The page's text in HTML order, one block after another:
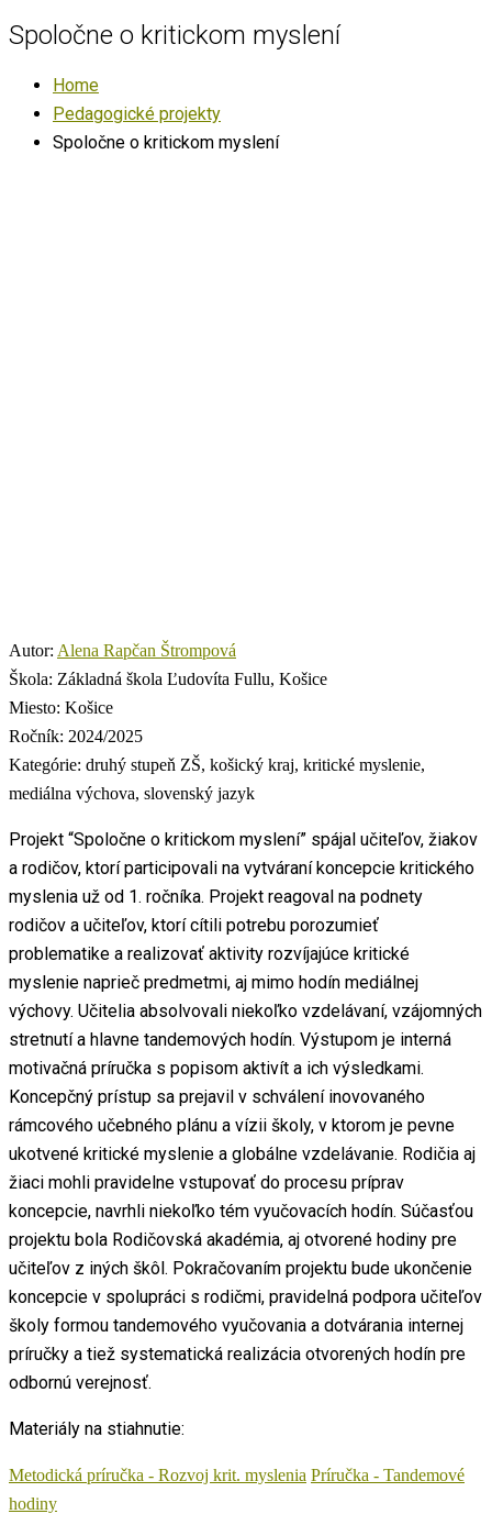
Spoločne o kritickom myslení
Home
Pedagogické projekty
Spoločne o kritickom myslení
Autor: Alena Rapčan Štrompová
Škola: Základná škola Ľudovíta Fullu, Košice
Miesto: Košice
Ročník: 2024/2025
Kategórie: druhý stupeň ZŠ, košický kraj, kritické myslenie,
mediálna výchova, slovenský jazyk
Projekt “Spoločne o kritickom myslení” spájal učiteľov, žiakov
a rodičov, ktorí participovali na vytváraní koncepcie kritického
myslenia už od 1. ročníka. Projekt reagoval na podnety
rodičov a učiteľov, ktorí cítili potrebu porozumieť
problematike a realizovať aktivity rozvíjajúce kritické
myslenie naprieč predmetmi, aj mimo hodín mediálnej
výchovy. Učitelia absolvovali niekoľko vzdelávaní, vzájomných
stretnutí a hlavne tandemových hodín. Výstupom je interná
motivačná príručka s popisom aktivít a ich výsledkami.
Koncepčný prístup sa prejavil v schválení inovovaného
rámcového učebného plánu a vízii školy, v ktorom je pevne
ukotvené kritické myslenie a globálne vzdelávanie. Rodičia aj
žiaci mohli pravidelne vstupovať do procesu príprav
koncepcie, navrhli niekoľko tém vyučovacích hodín. Súčasťou
projektu bola Rodičovská akadémia, aj otvorené hodiny pre
učiteľov z iných škôl. Pokračovaním projektu bude ukončenie
koncepcie v spolupráci s rodičmi, pravidelná podpora učiteľov
školy formou tandemového vyučovania a dotvárania internej
príručky a tiež systematická realizácia otvorených hodín pre
odbornú verejnosť.
Materiály na stiahnutie:
Metodická príručka - Rozvoj krit. myslenia Príručka - Tandemové
hodiny